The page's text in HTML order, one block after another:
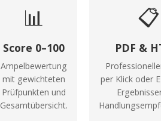
📊
Score 0–100
Ampelbewertung
mit gewichteten
Prüfpunkten und
Gesamtübersicht.
📋
PDF &
per Klick oder